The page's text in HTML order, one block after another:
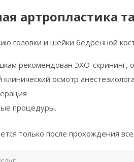
артропластика
головки и шейки бедренной
рекомендован ЭХО-скрининг,
осмотр
процедуры.
только после прохождения